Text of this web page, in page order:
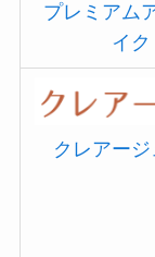
プレミアム
イク
クレアー